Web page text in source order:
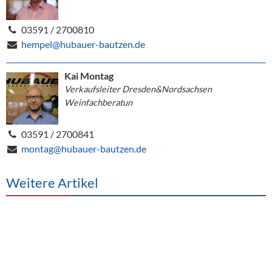
03591 / 2700810
hempel@hubauer-bautzen.de
Kai Montag
Verkaufsleiter Dresden&Nordsachsen
Weinfachberatun
03591 / 2700841
montag@hubauer-bautzen.de
Weitere Artikel